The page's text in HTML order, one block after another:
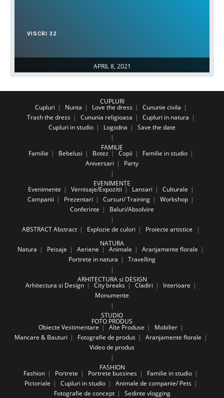
APRIL 8, 2021
VISCRI 32
CUPLURI
Cupluri Nunta Love the dress
Cununie civila
Trash the dress
Cununia religioasa
Cupluri in natura
Cupluri in studio
Logodna Save the date
FAMILIE
Familie Bebelusi Botez Copii
Familie in studio
Aniversari
Party
EVENIMENTE
Evenimente Vernisaje/Expozitii Lansari
Culturale
Campanii
Prezentari Cursuri/ Training
Workshop
Conferinte
Baluri/Absolvire
ABSTRACT Abstract Explozie de culori
Proiecte artistice
NATURA
Natura Peisaje Aeriene Animale
Aranjamente florale
Portrete in natura
Travelling
ARHITECTURA si DESIGN
Arhitectura si Design City breaks Cladiri
Interioare
Monumente
STUDIO
FOTO PRODUS
Obiecte Vestimentare Alte Produse
Mobilier
Mancare & Bauturi
Fotografie de produs
Aranjamente florale
Video de produs
FASHION
Fashion Portrete Portrete bussines
Familie in studio
Pictoriale
Cupluri in studio
Animale de companie/ Pets
Fotografie de concept
Sedinte vlogging